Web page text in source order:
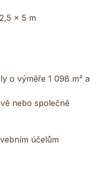
× 5 m
o výměře 1 098 m² a
nebo společně
účelům